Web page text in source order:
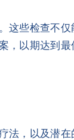
些检查不
以期达到最
，以及潜